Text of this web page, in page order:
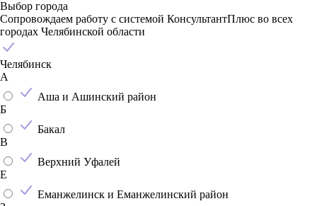
Выбор города
Сопровождаем работу с системой КонсультантПлюс во всех
городах Челябинской области
Челябинск
А
Аша и Ашинский район
Б
Бакал
В
Верхний Уфалей
Е
Еманжелинск и Еманжелинский район